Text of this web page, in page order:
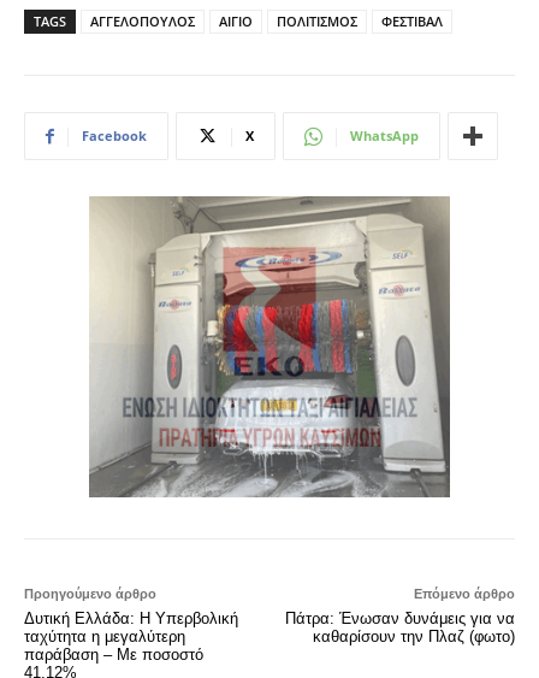
TAGS ΑΓΓΕΛΟΠΟΥΛΟΣ ΑΙΓΙΟ ΠΟΛΙΤΙΣΜΟΣ ΦΕΣΤΙΒΑΛ
Facebook X WhatsApp
Προηγούμενο άρθρο
Δυτική Ελλάδα: Η Υπερβολική
ταχύτητα η μεγαλύτερη
παράβαση – Με ποσοστό
41,12%
Επόμενο άρθρο
Πάτρα: Ένωσαν δυνάμεις για να
καθαρίσουν την Πλαζ (φωτο)